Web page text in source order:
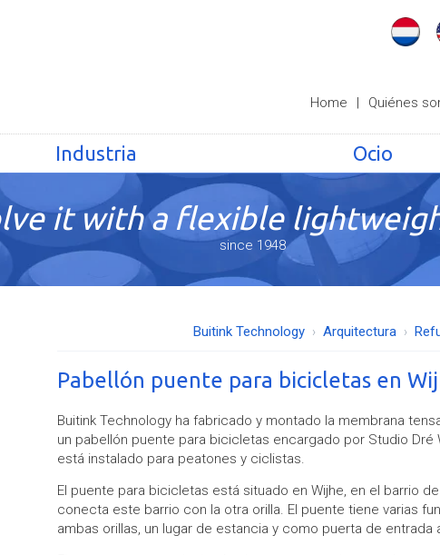
Home | Quiénes
Industria Ocio
it with a flexible
since 1948
Buitink Technology Arquitectura
Pabellón puente para bicicletas en
Buitink Technology ha fabricado y montado la membrana
un pabellón puente para bicicletas encargado por Studio Dré
está instalado para peatones y ciclistas.
El puente para bicicletas está situado en Wijhe, en el barrio
conecta este barrio con la otra orilla. El puente tiene varias
ambas orillas, un lugar de estancia y como puerta de entrada